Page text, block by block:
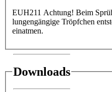
EUH211 Achtung! Beim
lungengängige Tröpfchen
einatmen.
Downloads